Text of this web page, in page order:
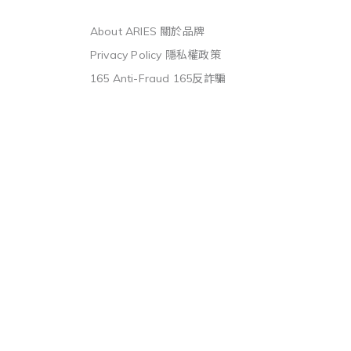
About ARIES 關於品牌
Privacy Policy 隱私權政策
165 Anti-Fraud 165反詐騙